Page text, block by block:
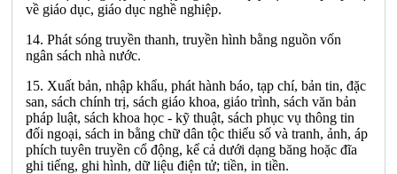
về giáo dục, giáo dục nghề nghiệp.
14. Phát sóng truyền thanh, truyền hình bằng nguồn vốn
ngân sách nhà nước.
15. Xuất bản, nhập khẩu, phát hành báo, tạp chí, bản tin, đặc
san, sách chính trị, sách giáo khoa, giáo trình, sách văn bản
pháp luật, sách khoa học - kỹ thuật, sách phục vụ thông tin
đối ngoại, sách in bằng chữ dân tộc thiểu số và tranh, ảnh, áp
phích tuyên truyền cổ động, kể cả dưới dạng băng hoặc đĩa
ghi tiếng, ghi hình, dữ liệu điện tử; tiền, in tiền.